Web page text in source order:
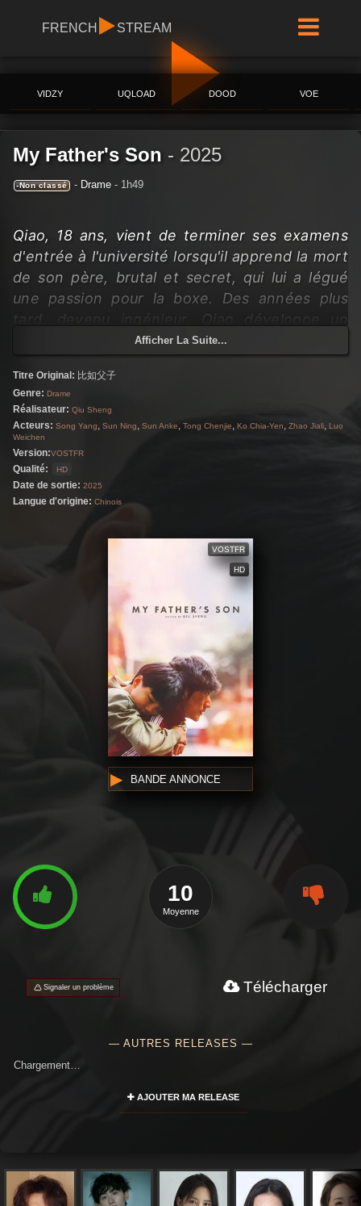
FRENCH STREAM
VIDZY UQLOAD DOOD VOE
My Father's Son - 2025
-Non classé - Drame - 1h49
Qiao, 18 ans, vient de terminer ses examens
d'entrée à l'université lorsqu'il apprend la mort
de son père, brutal et secret, qui lui a légué
une passion pour la boxe. Des années plus
tard, devenu ingénieur, Qiao développe un
logiciel d'entraînement de boxe utilisant
l’intelligence artificielle. Il modélise un
adversaire virtuel reprenant les traits de son
père, qui bientôt lui échappe…
Afficher La Suite...
Titre Original: 比如父子
Genre: Drame
Réalisateur: Qiu Sheng
Acteurs: Song Yang, Sun Ning, Sun Anke, Tong Chenjie, Ko Chia-Yen, Zhao Jiali, Luo
Weichen
Version:VOSTFR
Qualité: HD
Date de sortie: 2025
Langue d'origine: Chinois
VOSTFR
HD
BANDE ANNONCE
10
Moyenne
Signaler un problème Télécharger
— AUTRES RELEASES —
Chargement…
AJOUTER MA RELEASE